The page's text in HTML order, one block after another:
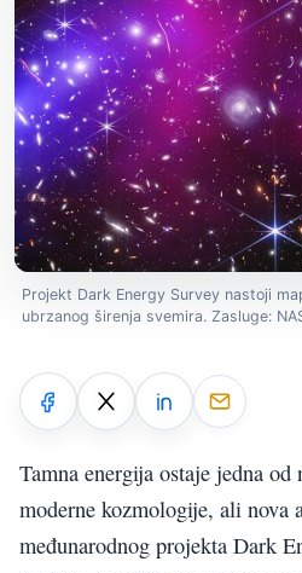
Projekt Dark Energy Survey nastoji
ubrzanog širenja svemira. Zasluge:
Tamna energija ostaje jedna
moderne kozmologije, ali nova
međunarodnog projekta Dark